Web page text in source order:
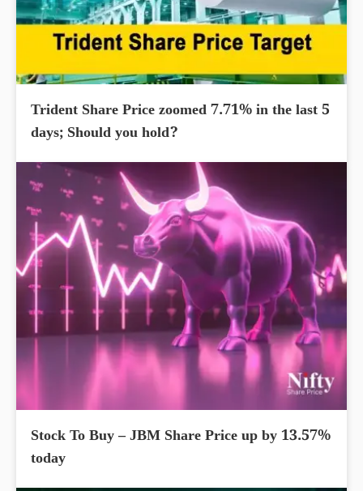
Trident Share Price zoomed 7.71% in the last 5
days; Should you hold?
Stock To Buy – JBM Share Price up by 13.57%
today